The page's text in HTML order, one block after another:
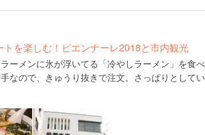
トを楽しむ！ビエンナーレ2018と市内観光
ーメンに氷が浮いてる「冷やしラーメン」を食
なので、きゅうり抜きで注文。さっぱりとして